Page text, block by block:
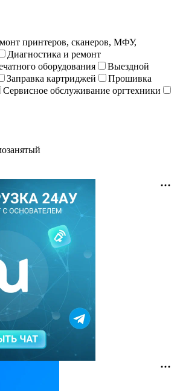
принтеров, сканеров, МФУ,
Диагностика и ремонт
оборудования
Выездной
Заправка картриджей
Прошивка
Сервисное обслуживание оргтехники